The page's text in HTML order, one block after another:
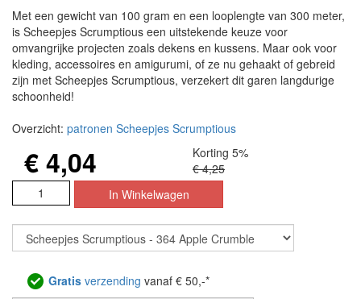
Met een gewicht van 100 gram en een looplengte van 300 meter,
is Scheepjes Scrumptious een uitstekende keuze voor
omvangrijke projecten zoals dekens en kussens. Maar ook voor
kleding, accessoires en amigurumi, of ze nu gehaakt of gebreid
zijn met Scheepjes Scrumptious, verzekert dit garen langdurige
schoonheid!
Overzicht: patronen Scheepjes Scrumptious
€ 4,04
Korting 5%
€ 4,25
Gratis verzending vanaf € 50,-*